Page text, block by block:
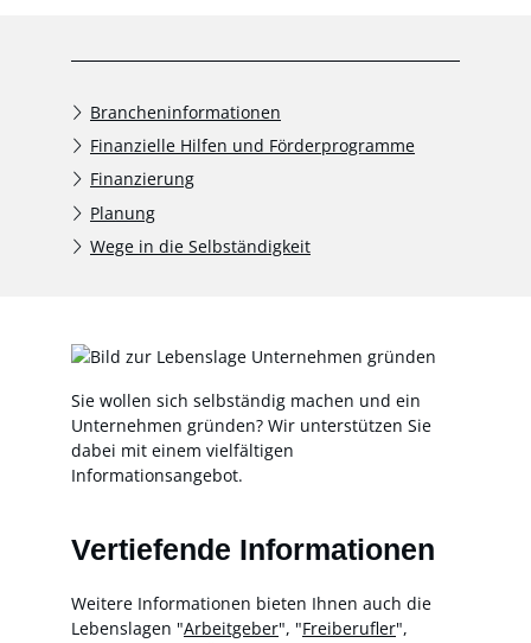
Brancheninformationen
Finanzielle Hilfen und Förderprogramme
Finanzierung
Planung
Wege in die Selbständigkeit
Sie wollen sich selbständig machen und ein
Unternehmen gründen? Wir unterstützen Sie
dabei mit einem vielfältigen
Informationsangebot.
Vertiefende Informationen
Weitere Informationen bieten Ihnen auch die
Lebenslagen "Arbeitgeber", "Freiberufler",